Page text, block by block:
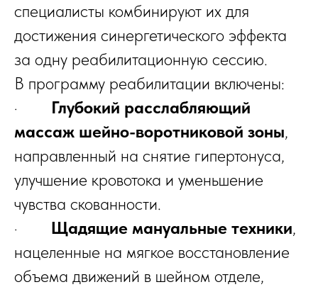
специалисты комбинируют их для
достижения синергетического эффекта
за одну реабилитационную сессию.
В программу реабилитации включены:
· Глубокий расслабляющий
массаж шейно-воротниковой зоны,
направленный на снятие гипертонуса,
улучшение кровотока и уменьшение
чувства скованности.
· Щадящие мануальные техники,
нацеленные на мягкое восстановление
объема движений в шейном отделе,